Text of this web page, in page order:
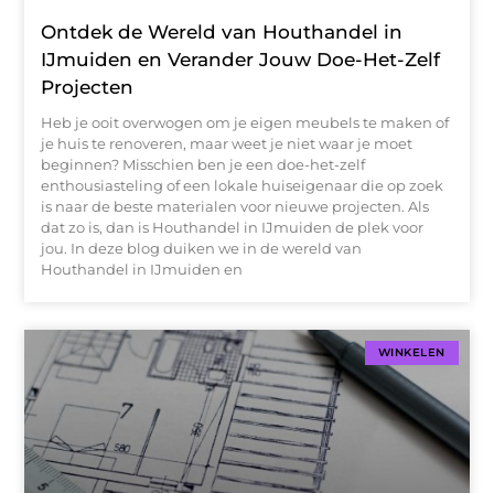
Ontdek de Wereld van Houthandel in
IJmuiden en Verander Jouw Doe-Het-Zelf
Projecten
Heb je ooit overwogen om je eigen meubels te maken of
je huis te renoveren, maar weet je niet waar je moet
beginnen? Misschien ben je een doe-het-zelf
enthousiasteling of een lokale huiseigenaar die op zoek
is naar de beste materialen voor nieuwe projecten. Als
dat zo is, dan is Houthandel in IJmuiden de plek voor
jou. In deze blog duiken we in de wereld van
Houthandel in IJmuiden en
WINKELEN